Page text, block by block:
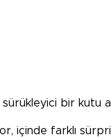
bir kutu
içinde farklı